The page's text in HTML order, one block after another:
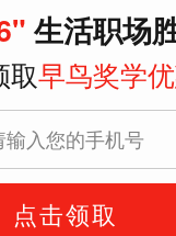
生活职场
取早鸟奖学
点击领取